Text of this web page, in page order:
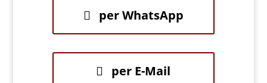
per WhatsApp
per E-Mail